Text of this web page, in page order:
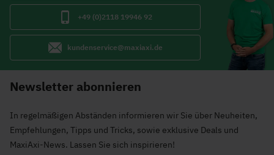
+49 (0)2118 19946 92
kundenservice@maxiaxi.de
Newsletter abonnieren
In regelmäßigen Abständen informieren wir Sie über Neuheiten,
Empfehlungen, Tipps und Tricks, sowie exklusive Deals und
MaxiAxi-News. Lassen Sie sich inspirieren!